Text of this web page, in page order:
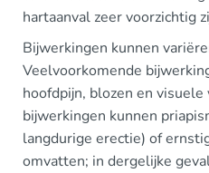
hartaanval zeer voorzichtig
Bijwerkingen kunnen
Veelvoorkomende
hoofdpijn, blozen en
bijwerkingen kunnen
langdurige erectie) of
omvatten; in dergelijke